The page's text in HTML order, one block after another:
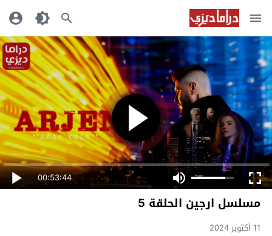
00:53:44
مسلسل ارجين الحلقة 5
11 أكتوبر 2024